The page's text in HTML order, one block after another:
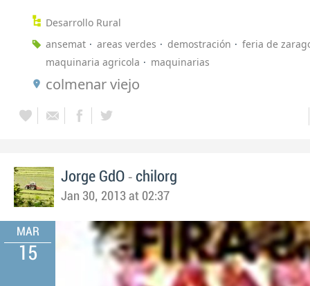
Desarrollo Rural
ansemat
areas verdes demostración
feria de
maquinaria agricola
maquinarias
colmenar viejo
Jorge GdO - chilorg
Jan 30, 2013 at 02:37
MAR
15